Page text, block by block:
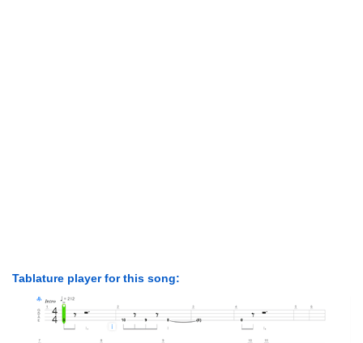
Tablature player for this song: